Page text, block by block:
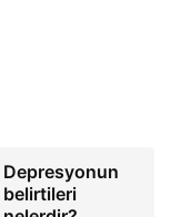
Depresyonun
belirtileri